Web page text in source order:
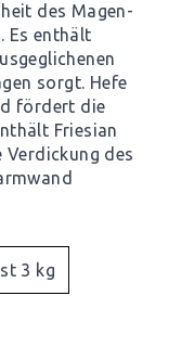
des Magen-
Es enthält
sorgt. Hefe
fördert die
Friesian
Verdickung des
3 kg